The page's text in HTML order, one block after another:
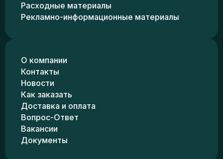
Расходные материалы
Рекламно-информационные материалы
О компании
Контакты
Новости
Как заказать
Доставка и оплата
Вопрос-Ответ
Вакансии
Документы